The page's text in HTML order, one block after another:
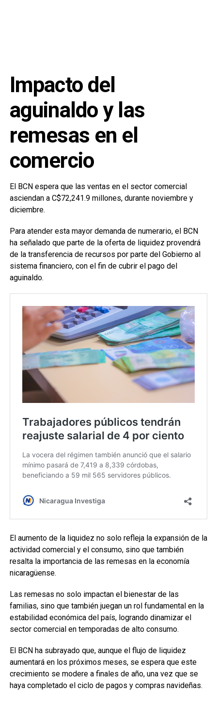
Impacto del
aguinaldo y las
remesas en el
comercio
El BCN espera que las ventas en el sector comercial
asciendan a C$72,241.9 millones, durante noviembre y
diciembre.
Para atender esta mayor demanda de numerario, el BCN
ha señalado que parte de la oferta de liquidez provendrá
de la transferencia de recursos por parte del Gobierno al
sistema financiero, con el fin de cubrir el pago del
aguinaldo.
El aumento de la liquidez no solo refleja la expansión de la
actividad comercial y el consumo, sino que también
resalta la importancia de las remesas en la economía
nicaragüense.
Las remesas no solo impactan el bienestar de las
familias, sino que también juegan un rol fundamental en la
estabilidad económica del país, logrando dinamizar el
sector comercial en temporadas de alto consumo.
El BCN ha subrayado que, aunque el flujo de liquidez
aumentará en los próximos meses, se espera que este
crecimiento se modere a finales de año, una vez que se
haya completado el ciclo de pagos y compras navideñas.